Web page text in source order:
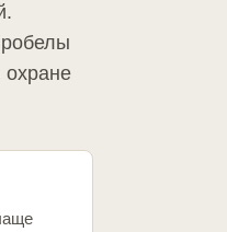
охране